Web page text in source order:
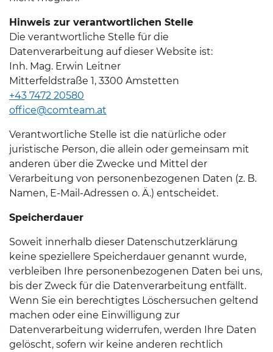
Hinweis zur verantwortlichen Stelle
Die verantwortliche Stelle für die
Datenverarbeitung auf dieser Website ist:
Inh. Mag. Erwin Leitner
Mitterfeldstraße 1, 3300 Amstetten
+43 7472 20580
office@comteam.at
Verantwortliche Stelle ist die natürliche oder
juristische Person, die allein oder gemeinsam mit
anderen über die Zwecke und Mittel der
Verarbeitung von personenbezogenen Daten (z. B.
Namen, E-Mail-Adressen o. Ä.) entscheidet.
Speicherdauer
Soweit innerhalb dieser Datenschutzerklärung
keine speziellere Speicherdauer genannt wurde,
verbleiben Ihre personenbezogenen Daten bei uns,
bis der Zweck für die Datenverarbeitung entfällt.
Wenn Sie ein berechtigtes Löschersuchen geltend
machen oder eine Einwilligung zur
Datenverarbeitung widerrufen, werden Ihre Daten
gelöscht, sofern wir keine anderen rechtlich